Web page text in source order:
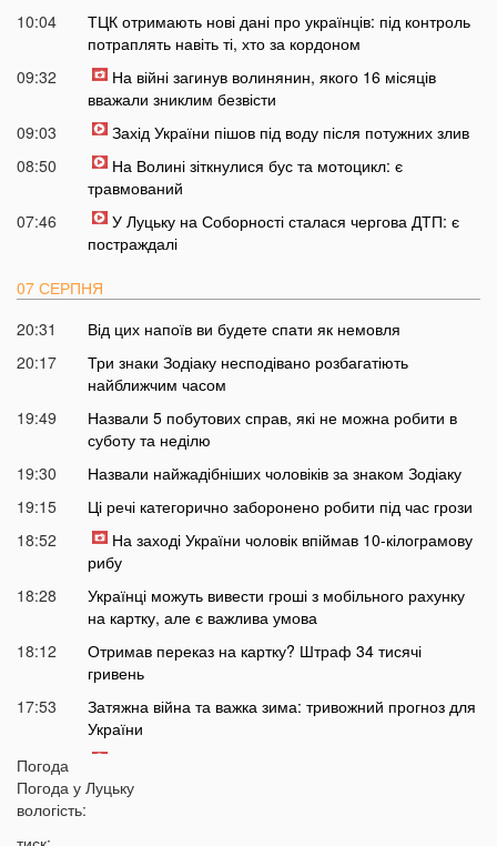
10:04
ТЦК отримають нові дані про українців: під контроль
потраплять навіть ті, хто за кордоном
09:32
На війні загинув волинянин, якого 16 місяців
вважали зниклим безвісти
09:03
Захід України пішов під воду після потужних злив
08:50
На Волині зіткнулися бус та мотоцикл: є
травмований
07:46
У Луцьку на Соборності сталася чергова ДТП: є
постраждалі
07 СЕРПНЯ
20:31
Від цих напоїв ви будете спати як немовля
20:17
Три знаки Зодіаку несподівано розбагатіють
найближчим часом
19:49
Назвали 5 побутових справ, які не можна робити в
суботу та неділю
19:30
Назвали найжадібніших чоловіків за знаком Зодіаку
19:15
Ці речі категорично заборонено робити під час грози
18:52
На заході України чоловік впіймав 10-кілограмову
рибу
18:28
Українці можуть вивести гроші з мобільного рахунку
на картку, але є важлива умова
18:12
Отримав переказ на картку? Штраф 34 тисячі
гривень
17:53
Затяжна війна та важка зима: тривожний прогноз для
України
17:36
присутності поліції
17:11
Погода
Погода у Луцьку
вологість: